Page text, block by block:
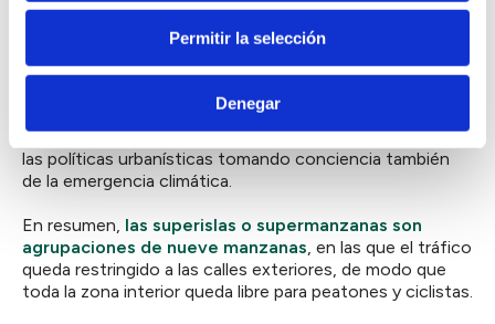
Permitir la selección
Denegar
Han sabido aprovechar hasta la crisis sanitaria
puesto de manifiesto la necesidad de cambiar el
paradigma y el modelo de espacio público existente. Ya
no hay vuelta atrás, hemos tomado conciencia de
importancia de ubicar la salud como un eje central de
las políticas urbanasen general y específicamente en
las políticas urbanísticas tomando conciencia también
de la emergencia climática.
En resumen, las superislas o supermanzanas son
agrupaciones de nueve manzanas, en las que el tráfico
queda restringido a las calles exteriores, de modo que
toda la zona interior queda libre para peatones y ciclistas.